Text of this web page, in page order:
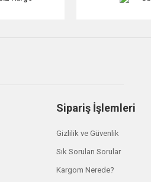
alternatifler olmalı.
Tablası YAF100090
Sipariş İşlemleri
Gizlilik ve Güvenlik
Sık Sorulan Sorular
Kargom Nerede?